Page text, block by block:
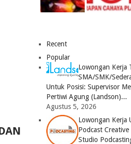
Recent
Popular
Lowongan Kerja
SMA/SMK/
Untuk Posisi: Supervisor
Pertiwi Agung (Landson)...
Agustus 5, 2026
Lowongan Kerja
Podcast Creative
Studio